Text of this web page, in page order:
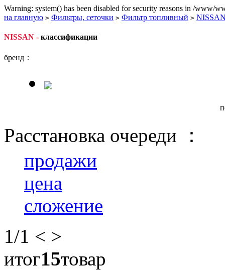
Warning: system() has been disabled for security reasons in /www/
на главную > Фильтры, сеточки > Фильтр топливный >
NISSAN - классификации
бренд：
Расстановка очереди ：
продажи
цена
сложение
1/1 < >
итог15товар